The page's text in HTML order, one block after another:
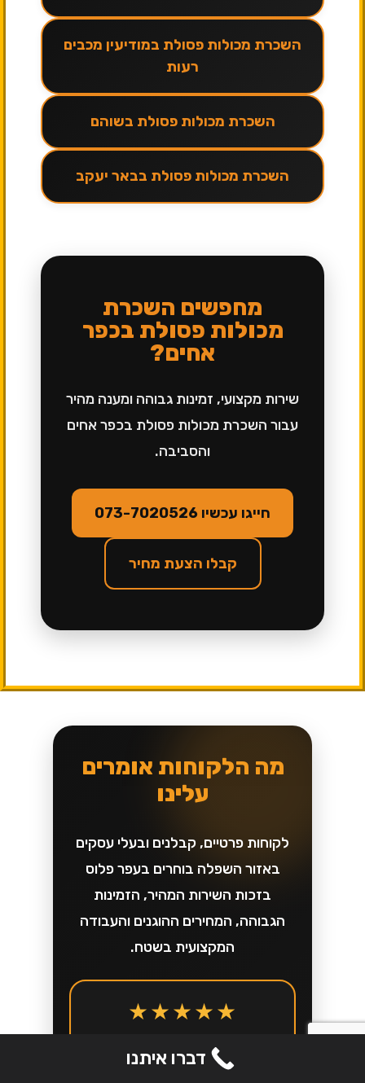
השכרת מכולות פסולת במודיעין מכבים
רעות
השכרת מכולות פסולת בשוהם
השכרת מכולות פסולת בבאר יעקב
מחפשים השכרת
מכולות פסולת בכפר
אחים?
שירות מקצועי, זמינות גבוהה ומענה מהיר
עבור השכרת מכולות פסולת בכפר אחים
והסביבה.
חייגו עכשיו 073-7020526
קבלו הצעת מחיר
מה הלקוחות אומרים
עלינו
לקוחות פרטיים, קבלנים ובעלי עסקים
באזור השפלה בוחרים בעפר פלוס
בזכות השירות המהיר, הזמינות
הגבוהה, המחירים ההוגנים והעבודה
המקצועית בשטח.
★★★★★
הזמנו מכולת פסולת לפינוי
שאריות שיפוץ, וקיבלנו שירות
דברו איתנו